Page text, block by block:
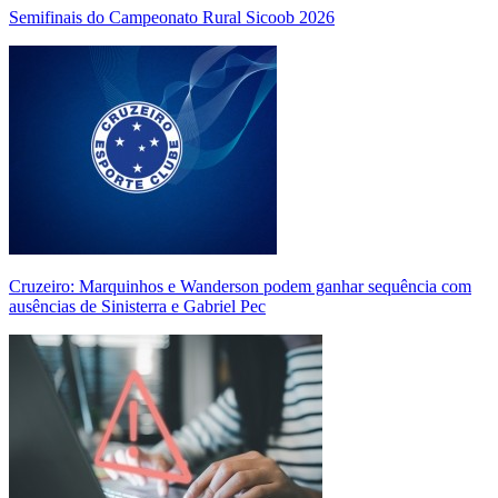
Semifinais do Campeonato Rural Sicoob 2026
Cruzeiro: Marquinhos e Wanderson podem ganhar sequência com
ausências de Sinisterra e Gabriel Pec